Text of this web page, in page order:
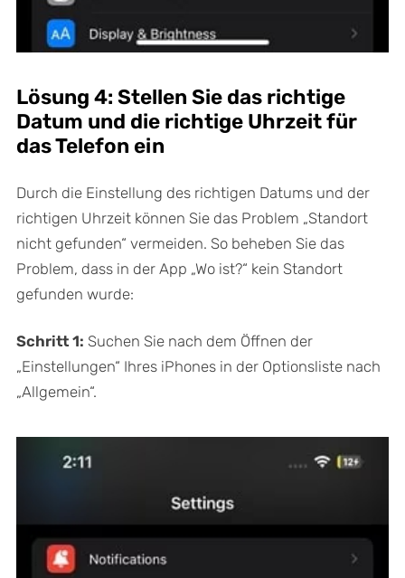
Lösung 4: Stellen Sie das richtige
Datum und die richtige Uhrzeit für
das Telefon ein
Durch die Einstellung des richtigen Datums und der
richtigen Uhrzeit können Sie das Problem „Standort
nicht gefunden“ vermeiden. So beheben Sie das
Problem, dass in der App „Wo ist?“ kein Standort
gefunden wurde:
Schritt 1: Suchen Sie nach dem Öffnen der
„Einstellungen“ Ihres iPhones in der Optionsliste nach
„Allgemein“.